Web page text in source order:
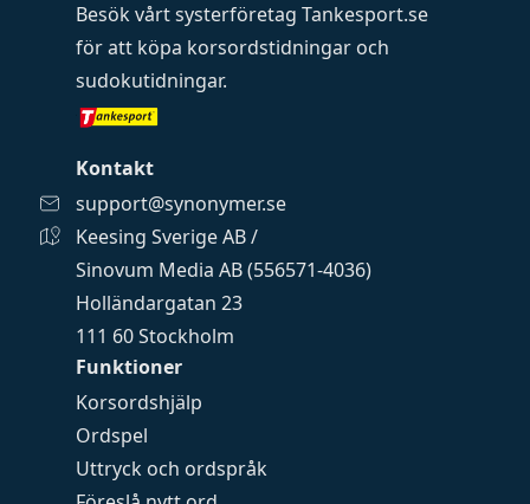
Funktioner
Korsordshjälp
Ordspel
Uttryck och ordspråk
Besök vårt systerföretag Tankesport.se
för att köpa korsordstidningar och
sudokutidningar.
Kontakt
support@synonymer.se
Keesing Sverige AB /
Sinovum Media AB (556571-4036)
Holländargatan 23
111 60 Stockholm